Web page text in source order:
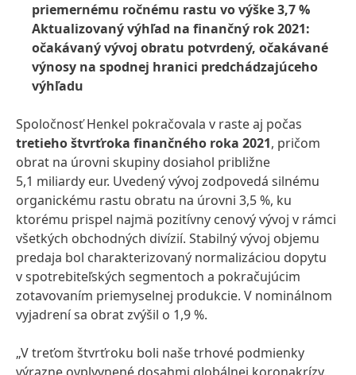
priemernému ročnému rastu vo výške 3,7 %
Aktualizovaný výhľad na finančný rok 2021:
očakávaný vývoj obratu potvrdený, očakávané
výnosy na spodnej hranici predchádzajúceho
výhľadu
Spoločnosť Henkel pokračovala v raste aj počas
tretieho štvrťroka finančného roka 2021, pričom
obrat na úrovni skupiny dosiahol približne
5,1 miliardy eur. Uvedený vývoj zodpovedá silnému
organickému rastu obratu na úrovni 3,5 %, ku
ktorému prispel najmä pozitívny cenový vývoj v rámci
všetkých obchodných divízií. Stabilný vývoj objemu
predaja bol charakterizovaný normalizáciou dopytu
v spotrebiteľských segmentoch a pokračujúcim
zotavovaním priemyselnej produkcie. V nominálnom
vyjadrení sa obrat zvýšil o 1,9 %.
„V treťom štvrťroku boli naše trhové podmienky